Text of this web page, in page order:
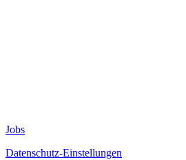
Jobs
Datenschutz-Einstellungen